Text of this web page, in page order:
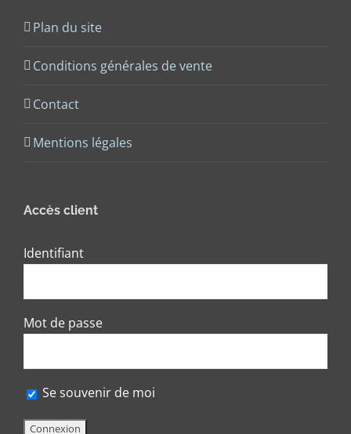
Plan du site
Conditions générales de vente
Contact
Mentions légales
Accès client
Identifiant
Mot de passe
Se souvenir de moi